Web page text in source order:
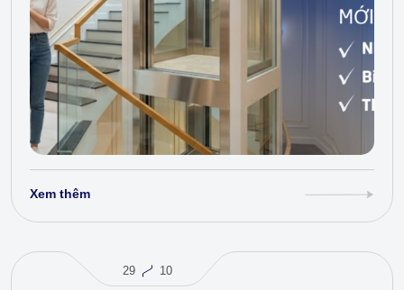
Xem thêm
29 10